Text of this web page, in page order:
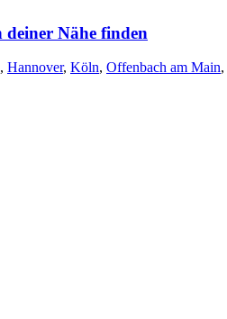
Nähe finden
, Hannover, Köln, Offenbach am Main,